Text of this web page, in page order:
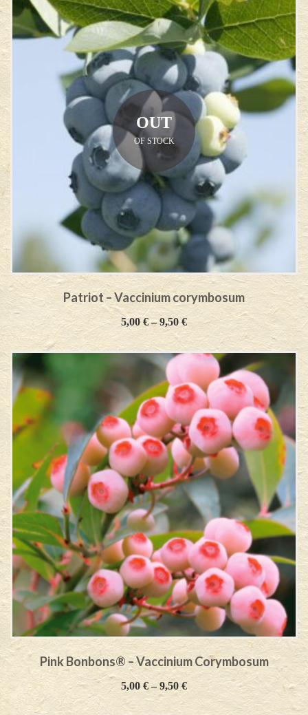
OUT
OF STOCK
Patriot – Vaccinium corymbosum
5,00€–9,50 €
Pink Bonbons® – Vaccinium Corymbosum
5,00€–9,50€